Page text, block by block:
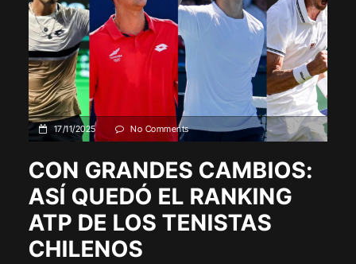
17/11/2025 No Comments
CON GRANDES CAMBIOS:
ASÍ QUEDÓ EL RANKING
ATP DE LOS TENISTAS
CHILENOS